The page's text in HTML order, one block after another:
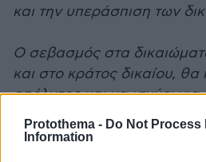
Protothema - Do Not Process
Information
και την υπεράσπιση των
Ο σεβασμός στα
και στο κράτος δικαίου, θα
απόλυτος και να ισχύει
τους/τις κρατούμενους/
κρατουμένου Δημήτρη